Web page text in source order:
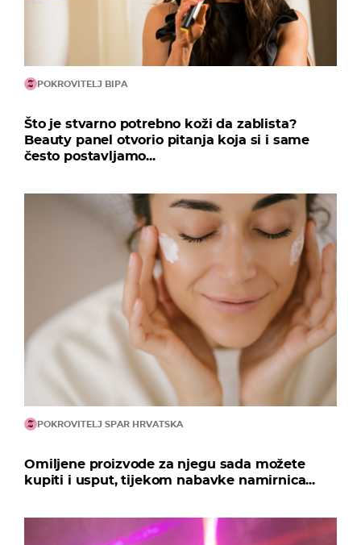
POKROVITELJ BIPA
Što je stvarno potrebno koži da zablista?
Beauty panel otvorio pitanja koja si i same
često postavljamo...
POKROVITELJ SPAR HRVATSKA
Omiljene proizvode za njegu sada možete
kupiti i usput, tijekom nabavke namirnica...